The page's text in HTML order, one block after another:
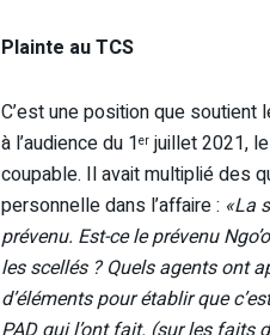
Plainte au TCS
C’est une position que
à l’audience du 1er juillet 2021,
coupable. Il avait multiplié des
personnelle dans l’affaire : «La
prévenu. Est-ce le prévenu
les scellés ? Quels agents ont
d’éléments pour établir que